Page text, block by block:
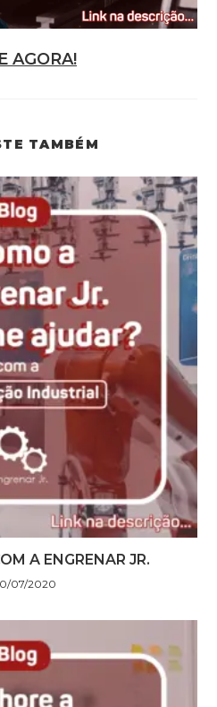
AGORA!
TAMBÉM
A ENGRENAR JR.
07/2020